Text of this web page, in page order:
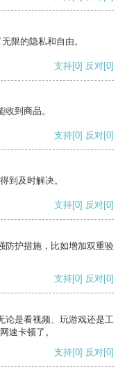
限的隐私和自由。
支持[0] 反对[0]
到商品。
支持[0] 反对[0]
到及时解决。
支持[0] 反对[0]
防护措施，比如增加双重验
支持[0] 反对[0]
论是看视频、玩游戏还是工
速卡顿了。
支持[0] 反对[0]